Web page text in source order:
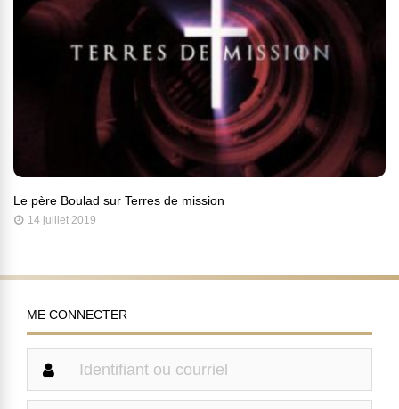
Le père Boulad sur Terres de mission
14 juillet 2019
ME CONNECTER